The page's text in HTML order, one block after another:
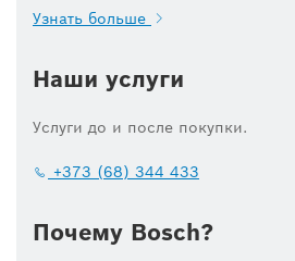
Узнать больше
Наши услуги
Услуги до и после покупки.
+373 (68) 344 433
Почему Bosch?